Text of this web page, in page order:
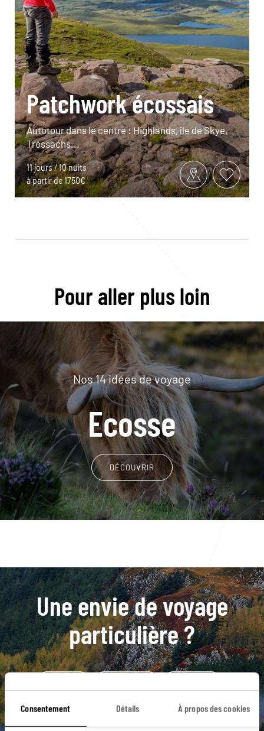
Consentement Détails À propos des cookies
Patchwork écossais
Autotour dans le centre : Highlands, île de Skye,
Trossachs...
11 jours / 10 nuits
à partir de 1750€
Pour aller plus loin
Nos 14 idées de voyage
Ecosse
DÉCOUVRIR
Une envie de voyage
particulière ?
Arthur's Seat
Balmoral Castle Braemar Canal Calédonien